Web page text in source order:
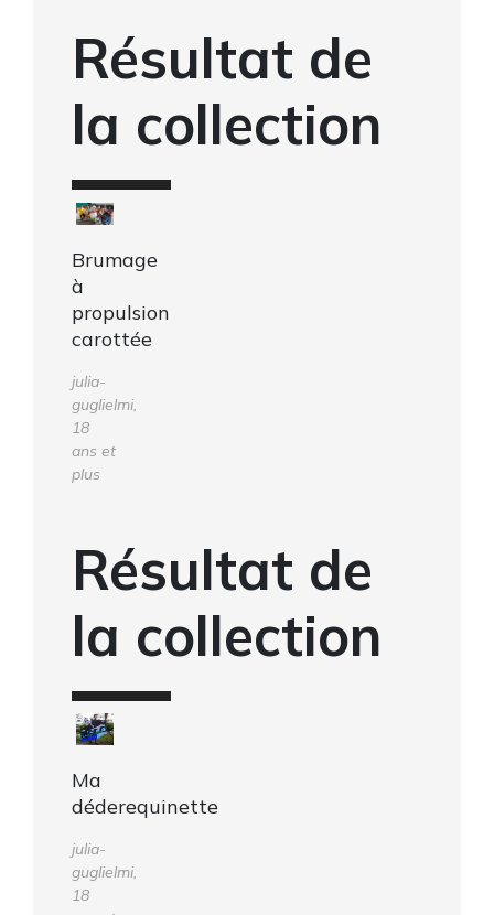
Résultat de
la collection
Brumage
à
propulsion
carottée
julia-
guglielmi,
18
ans et
plus
Résultat de
la collection
Ma
déderequinette
julia-
guglielmi,
18